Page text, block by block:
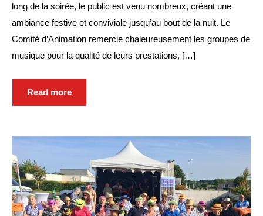
Mission locale 16-25
ans
Département des
Menus
SENIORS
long de la soirée, le public est venu nombreux, créant une
ambiance festive et conviviale jusqu’au bout de la nuit. Le
Comité d’Animation remercie chaleureusement les groupes de
musique pour la qualité de leurs prestations, […]
Read more